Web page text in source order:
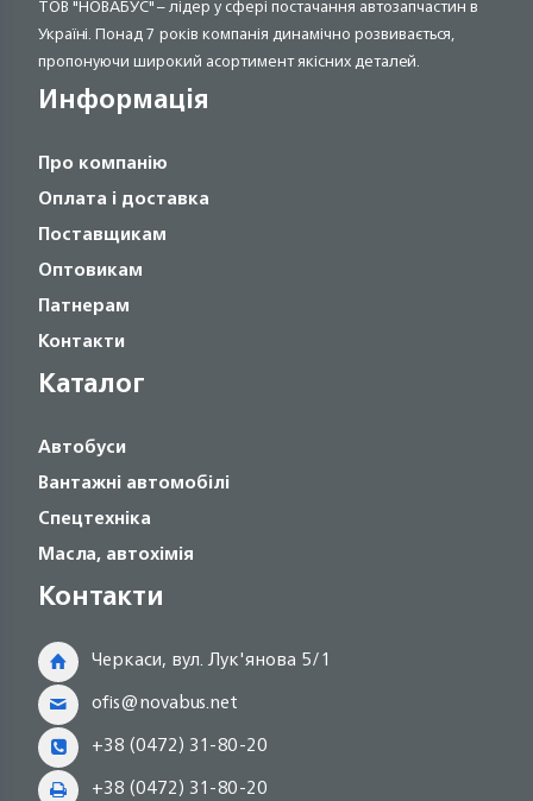
ТОВ "НОВАБУС" – лідер у сфері постачання автозапчастин в
Україні. Понад 7 років компанія динамічно розвивається,
пропонуючи широкий асортимент якісних деталей.
Информація
Про компанію
Оплата і доставка
Поставщикам
Оптовикам
Патнерам
Контакти
Каталог
Автобуси
Вантажні автомобілі
Спецтехніка
Масла, автохімія
Контакти
Черкаси, вул. Лук'янова 5/1
ofis@novabus.net
+38 (0472) 31-80-20
+38 (0472) 31-80-20